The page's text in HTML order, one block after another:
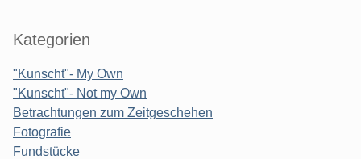
Kategorien
"Kunscht"- My Own
"Kunscht"- Not my Own
Betrachtungen zum Zeitgeschehen
Fotografie
Fundstücke